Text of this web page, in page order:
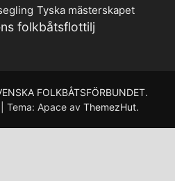
Tyska mästerskapet
folkbåtsflottilj
FOLKBÅTSFÖRBUNDET.
Tema: Apace av ThemezHut.